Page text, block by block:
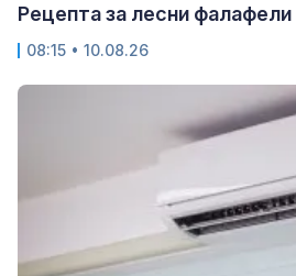
Рецепта за лесни фалафели
08:15 • 10.08.26